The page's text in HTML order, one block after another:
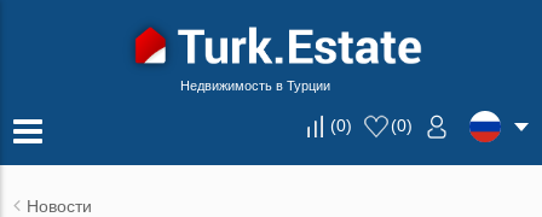
Недвижимость в Турции
(0) (0)
Новости